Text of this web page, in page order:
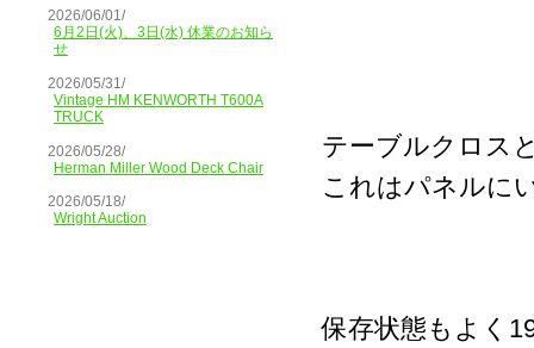
2026/06/01/
6月2日(火)、3日(水) 休業のお知ら
せ
2026/05/31/
Vintage HM KENWORTH T600A
TRUCK
2026/05/28/
Herman Miller Wood Deck Chair
2026/05/18/
Wright Auction
テーブルクロス
これはパネルに
保存状態もよく